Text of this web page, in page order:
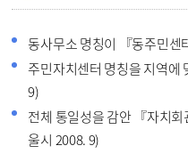
동사무소 명칭이 『동주민센
주민자치센터 명칭을 지역에
9)
전체 통일성을 감안 『자치
울시 2008. 9)